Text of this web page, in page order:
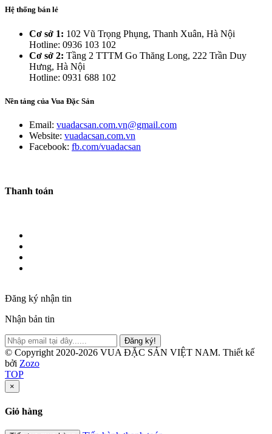
Hệ thống bán lẻ
Cơ sở 1: 102 Vũ Trọng Phụng, Thanh Xuân, Hà Nội
Hotline: 0936 103 102
Cơ sở 2: Tầng 2 TTTM Go Thăng Long, 222 Trần Duy
Hưng, Hà Nội
Hotline: 0931 688 102
Nền tảng của Vua Đặc Sản
Email: vuadacsan.com.vn@gmail.com
Website: vuadacsan.com.vn
Facebook: fb.com/vuadacsan
Thanh toán
Đăng ký nhận tin
Nhận bản tin
Đăng ký!
© Copyright 2020-2026 VUA ĐẶC SẢN VIỆT NAM. Thiết kế
bởi Zozo
TOP
×
Giỏ hàng